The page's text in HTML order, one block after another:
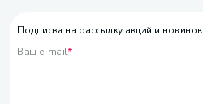
Подписка на рассылку акций и новинок
Ваш e-mail*